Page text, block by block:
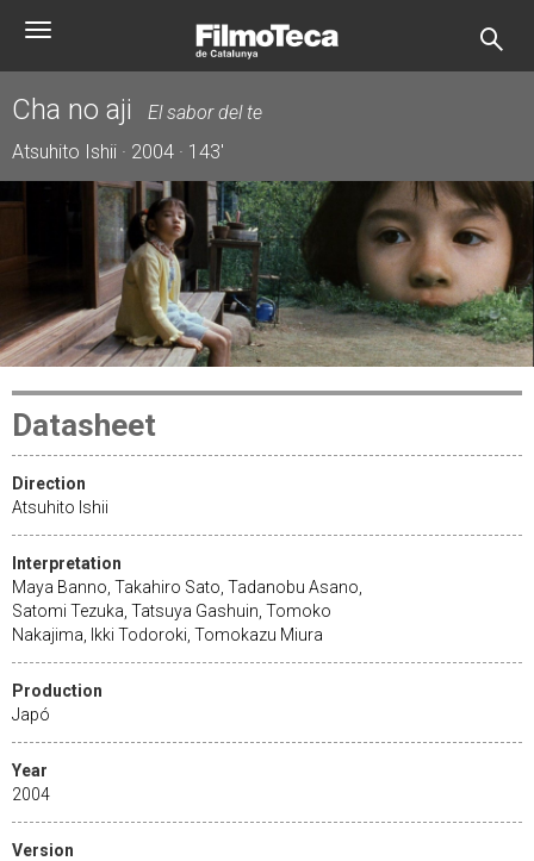
Toggle
Cha no aji
El sabor del te
Atsuhito Ishii · 2004 · 143'
Datasheet
Direction
Atsuhito Ishii
Interpretation
Maya Banno, Takahiro Sato, Tadanobu Asano,
Satomi Tezuka, Tatsuya Gashuin, Tomoko
Nakajima, Ikki Todoroki, Tomokazu Miura
Production
Japó
Year
2004
Version